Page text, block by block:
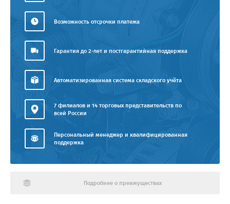
Возможность отсрочки платежа
Гарантия до 2-лет и постгарантийная поддержка
Автоматизированная система складского учёта
7 филиалов и 14 торговых представительств по
всей России
Персональный менеджер и квалифицированная
поддержка
Подробнее о преимуществах